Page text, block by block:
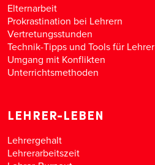
Elternarbeit
Prokrastination bei Lehrern
Vertretungsstunden
Technik-Tipps und Tools für Lehrer
Umgang mit Konflikten
Unterrichtsmethoden
LEHRER-LEBEN
Lehrergehalt
Lehrerarbeitszeit